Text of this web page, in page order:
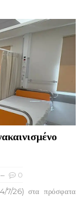
0
7/26) στα πρόσφατα